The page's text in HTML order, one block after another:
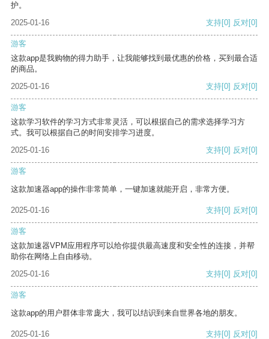
护。
2025-01-16
支持[0] 反对[0]
游客
这款app是我购物的得力助手，让我能够找到最优惠的价格，买到最合适
的商品。
2025-01-16
支持[0] 反对[0]
游客
这款学习软件的学习方式非常灵活，可以根据自己的需求选择学习方
式。我可以根据自己的时间安排学习进度。
2025-01-16
支持[0] 反对[0]
游客
这款加速器app的操作非常简单，一键加速就能开启，非常方便。
2025-01-16 支持[0] 反对[0]
游客
这款加速器VPM应用程序可以给你提供最高速度和安全性的连接，并帮
助你在网络上自由移动。
2025-01-16
支持[0] 反对[0]
游客
这款app的用户群体非常庞大，我可以结识到来自世界各地的朋友。
2025-01-16 支持[0] 反对[0]